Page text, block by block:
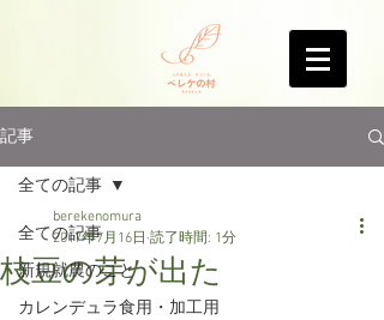
記事
全ての記事
新規就農のこと
カレンデュラ食用・加工用
全ての記事
枝豆の芽が出た
berekenomura
2017年7月16日 読了時間: 1分